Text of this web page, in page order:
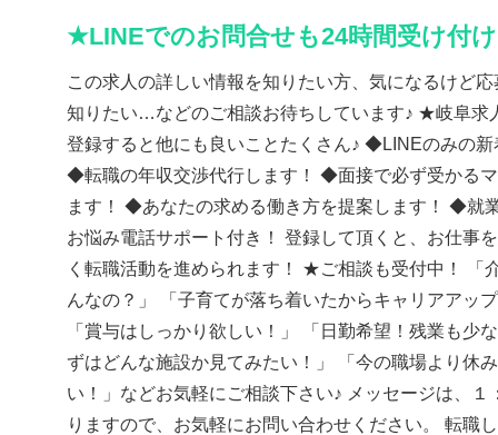
★LINEでのお問合せも24時間受け付
この求人の詳しい情報を知りたい方、気になるけど
知りたい…などのご相談お待ちしています♪ ★岐阜求
登録すると他にも良いことたくさん♪ ◆LINEのみの
◆転職の年収交渉代行します！ ◆面接で必ず受かる
ます！ ◆あなたの求める働き方を提案します！ ◆就
お悩み電話サポート付き！ 登録して頂くと、お仕事
く転職活動を進められます！ ★ご相談も受付中！ 「
んなの？」 「子育てが落ち着いたからキャリアアッ
「賞与はしっかり欲しい！」 「日勤希望！残業も少
ずはどんな施設か見てみたい！」 「今の職場より休
い！」などお気軽にご相談下さい♪ メッセージは、１
りますので、お気軽にお問い合わせください。 転職